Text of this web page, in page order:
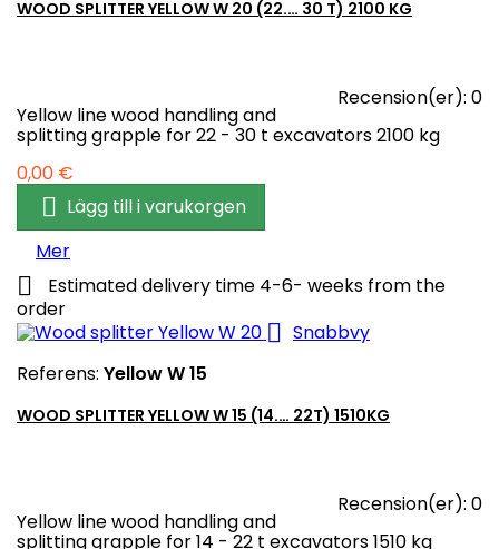
WOOD SPLITTER YELLOW W 20 (22.… 30 T) 2100 KG
Recension(er): 0
Yellow line wood handling and
splitting grapple for 22 - 30 t excavators 2100 kg
Pris
0,00 €
 Lägg till i varukorgen
Mer

Estimated delivery time 4-6- weeks from the
order
 Snabbvy
Referens: Yellow W 15
WOOD SPLITTER YELLOW W 15 (14.… 22T) 1510KG
Recension(er): 0
Yellow line wood handling and
splitting grapple for 14 - 22 t excavators 1510 kg